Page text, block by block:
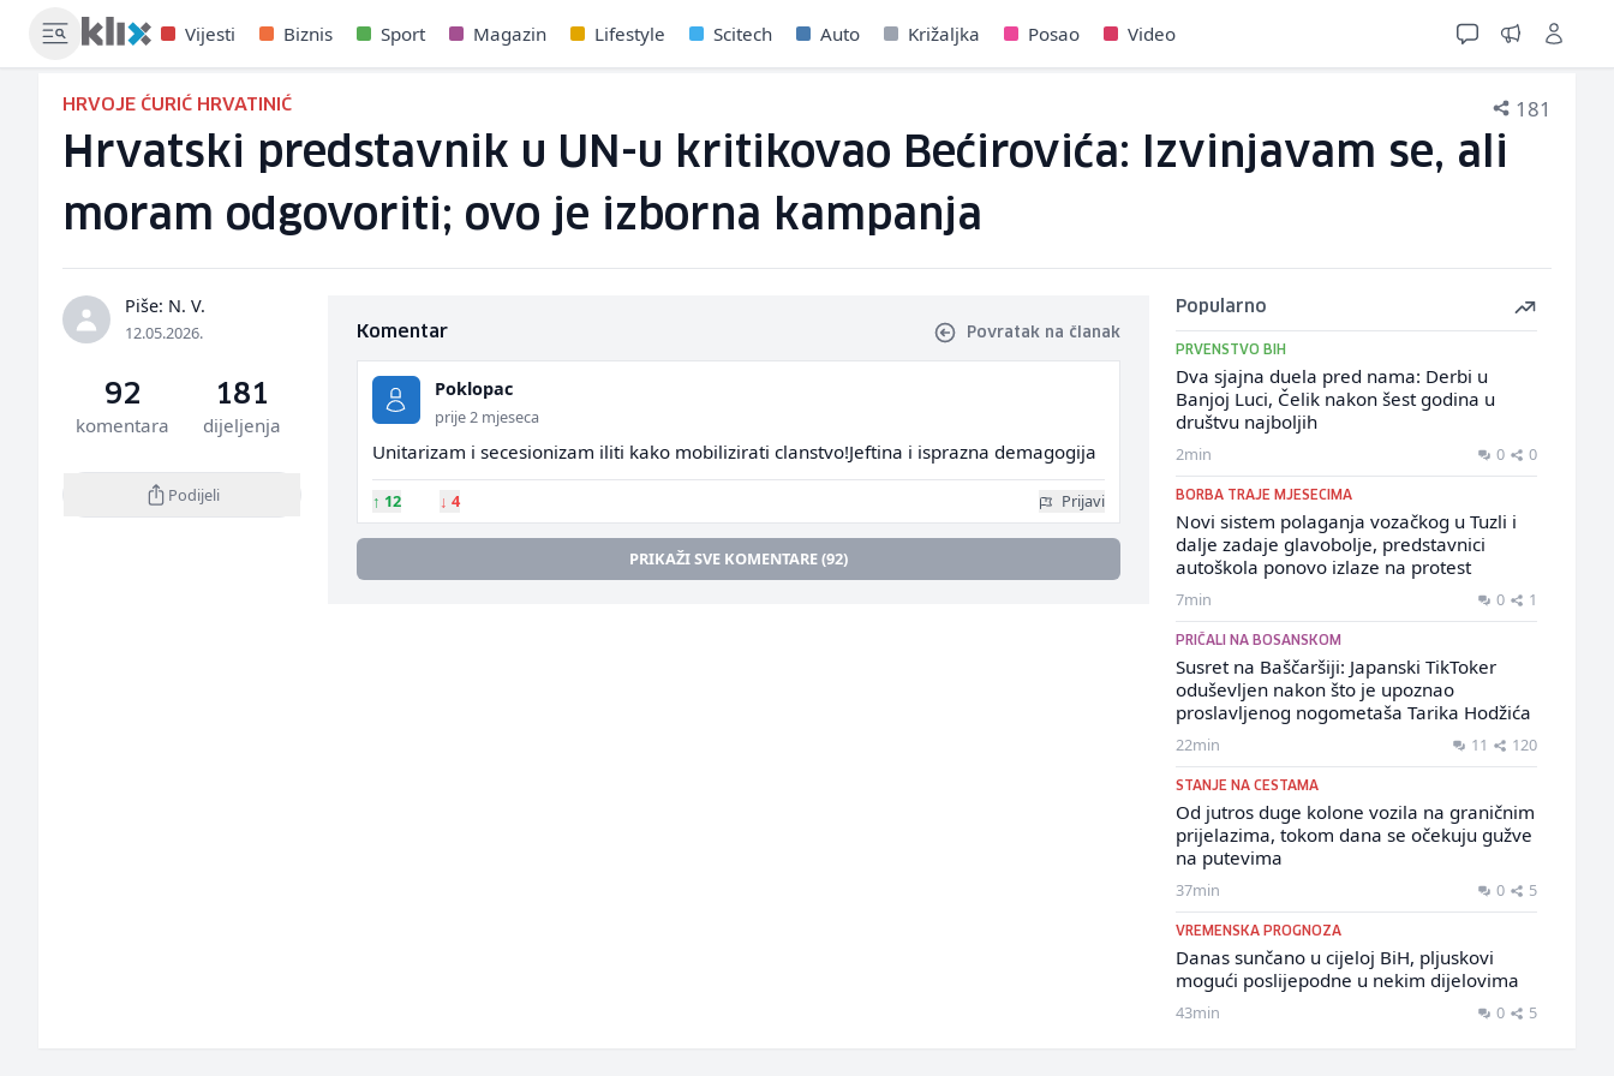
Vijesti Biznis Sport Magazin Lifestyle Scitech Auto Križaljka Posao Video
HRVOJE ĆURIĆ HRVATINIĆ 181
Hrvatski predstavnik u UN-u kritikovao Bećirovića: Izvinjavam se, ali
moram odgovoriti; ovo je izborna kampanja
Piše: N. V.
12.05.2026.
92
komentara
181
dijeljenja
Podijeli
Komentar Povratak na članak
Poklopac
prije 2 mjeseca
Unitarizam i secesionizam iliti kako mobilizirati clanstvo!Jeftina i isprazna demagogija
↑ 12 ↓ 4 Prijavi
PRIKAŽI SVE KOMENTARE (92)
Popularno
PRVENSTVO BIH
Dva sjajna duela pred nama: Derbi u
Banjoj Luci, Čelik nakon šest godina u
društvu najboljih
2min 0 0
BORBA TRAJE MJESECIMA
Novi sistem polaganja vozačkog u Tuzli i
dalje zadaje glavobolje, predstavnici
autoškola ponovo izlaze na protest
7min 0 1
PRIČALI NA BOSANSKOM
Susret na Baščaršiji: Japanski TikToker
oduševljen nakon što je upoznao
proslavljenog nogometaša Tarika Hodžića
22min 11 120
STANJE NA CESTAMA
Od jutros duge kolone vozila na graničnim
prijelazima, tokom dana se očekuju gužve
na putevima
37min 0 5
VREMENSKA PROGNOZA
Danas sunčano u cijeloj BiH, pljuskovi
mogući poslijepodne u nekim dijelovima
43min 0 5